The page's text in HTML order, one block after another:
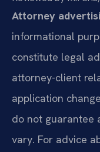
Attorney
informational
constitute legal
attorney-client
application
do not guarantee
vary. For advice